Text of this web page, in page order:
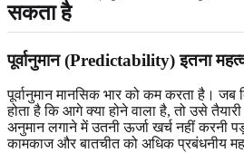
सकता है
पूर्वानुमान (Predictability) इतना
पूर्वानुमान मानसिक भार को कम करता है। जब
होता है कि आगे क्या होने वाला है, तो उसे
अनुमान लगाने में उतनी ऊर्जा खर्च नहीं करनी
कामकाज और बातचीत को अधिक प्रबंधनीय